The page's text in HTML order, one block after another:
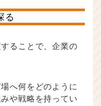
る
ることで、企業の
へ何をどのように
や戦略を持ってい